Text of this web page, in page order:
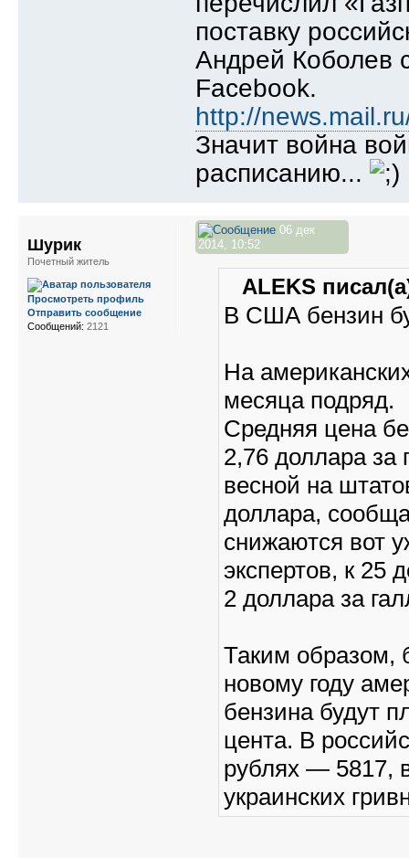
поставку
Андрей Коболев
Facebook.
http://
Значит война
расписанию...
06 дек
2014, 10:52
ALEKS
В США бензин
На
месяца подряд.
Средняя цена
2,76 доллара за
весной на
доллара,
снижаются вот
экспертов, к 25
2 доллара за
Таким образом,
новому году
бензина будут
цента. В
рублях — 5817,
украинских
Шурик
Почетный житель
Просмотреть профиль
Отправить сообщение
Сообщений: 2121